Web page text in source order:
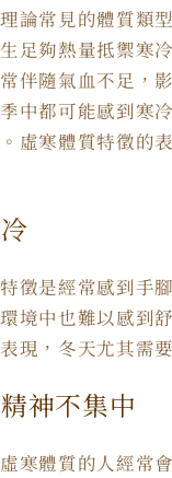
論常見的體質類
足夠熱量抵禦寒
伴隨氣血不足，
中都可能感到寒
虛寒體質特徵的
特徵是經常感到手
境中也難以感到
現，冬天尤其需
神不集中
寒體質的人經常